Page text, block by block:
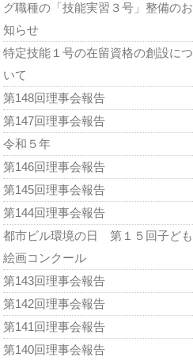
グ職種の「技能実習３号」整備のお
知らせ
特定技能１号の在留資格の創設につ
いて
第148回理事会報告
第147回理事会報告
令和５年
第146回理事会報告
第145回理事会報告
第144回理事会報告
都市ビル環境の日 第１５回子ども
絵画コンクール
第143回理事会報告
第142回理事会報告
第141回理事会報告
第140回理事会報告